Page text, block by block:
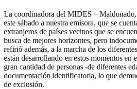
La coordinadora del MIDES –
este sábado a nuestra emisora, que se
extranjeros de países vecinos que se
busca de mejores horizontes, pero
refirió además, a la marcha de los
están desarrollando en estos momentos en
gran cantidad de personas -de diferentes
documentación identificatoria, lo que
de exclusión.